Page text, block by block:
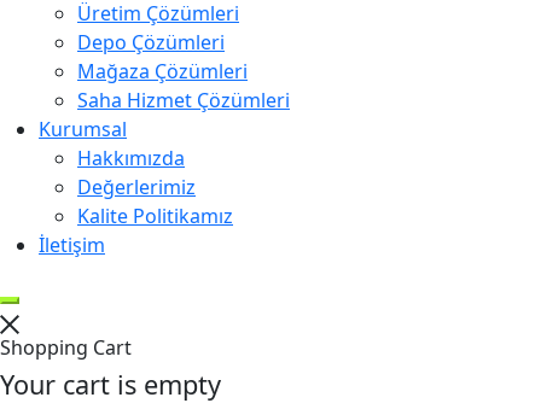
Üretim Çözümleri
Depo Çözümleri
Mağaza Çözümleri
Saha Hizmet Çözümleri
Kurumsal
Hakkımızda
Değerlerimiz
Kalite Politikamız
İletişim
Shopping Cart
Your cart is empty